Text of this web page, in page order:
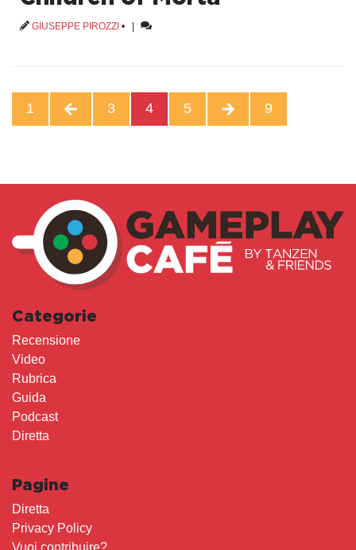
GIUSEPPE PIROZZI • |
1 3 4 5 9
Categorie
Recensione
Video
Rubrica
Guida
Podcast
Diretta
Pagine
Diretta
Privacy Policy